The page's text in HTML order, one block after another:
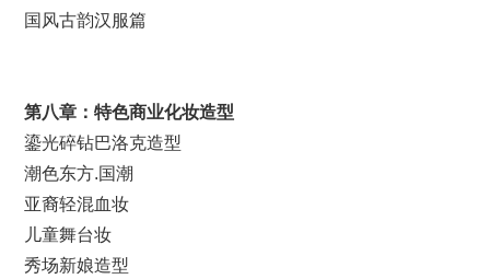
国风古韵汉服篇
第八章：特色商业化妆造型
鎏光碎钻巴洛克造型
潮色东方.国潮
亚裔轻混血妆
儿童舞台妆
秀场新娘造型